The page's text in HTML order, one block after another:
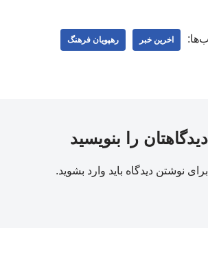
اخرین خبر رهپویان فرهنگ
دیدگاهتان را بنویسید
برای نوشتن دیدگاه باید وارد بشوید.